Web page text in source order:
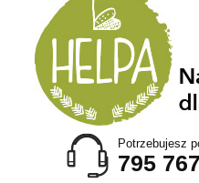
Potrzebujesz
795